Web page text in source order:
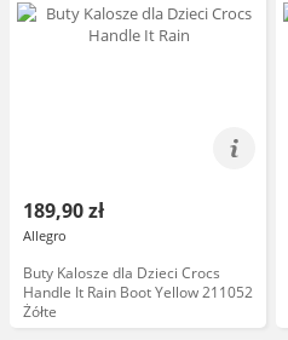
189,90 zł
Allegro
Buty Kalosze dla Dzieci Crocs
Handle It Rain Boot Yellow 211052
Żółte